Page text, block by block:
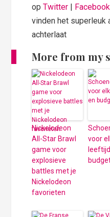
opTwitter | Facebook
vinden het superleuk
achterlaat
More from my
Nickelodeon
All-Star Brawl
game voor
explosieve
battles met je
Nickelodeon
favorieten
voor